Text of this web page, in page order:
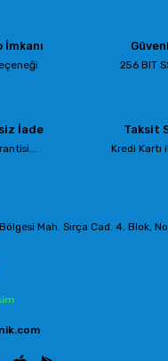
bozuk veya görüntülenemiyor.
daha pahalı.
256 BIT
İade Taksit
Kredi Kartı
Mah. Sırça Cad. 4. Blok,